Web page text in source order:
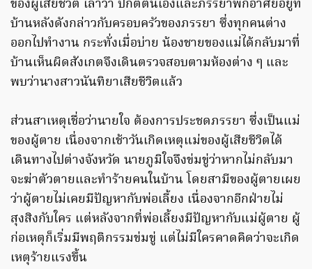
ของผู้เสียชีวิต เล่าว่า ปกติตนเองและภรรยาพักอาศัยอยู่ที่
บ้านหลังดังกล่าวกับครอบครัวของภรรยา ซึ่งทุกคนต่าง
ออกไปทำงาน กระทั่งเมื่อบ่าย น้องชายของแม่ได้กลับมาที่
บ้านเห็นผิดสังเกตจึงเดินตรวจสอบตามห้องต่าง ๆ และ
พบว่านางสาวนันทิยาเสียชีวิตแล้ว
ส่วนสาเหตุเชื่อว่านายใจ ต้องการประชดภรรยา ซึ่งเป็นแม่
ของผู้ตาย เนื่องจากเช้าวันเกิดเหตุแม่ของผู้เสียชีวิตได้
เดินทางไปต่างจังหวัด นายภูมิใจจึงข่มขู่ว่าหากไม่กลับมา
จะฆ่าตัวตายและทำร้ายคนในบ้าน โดยสามีของผู้ตายเผย
ว่าผู้ตายไม่เคยมีปัญหากับพ่อเลี้ยง เนื่องจากอีกฝ่ายไม่
สุงสิงกับใคร แต่หลังจากที่พ่อเลี้ยงมีปัญหากับแม่ผู้ตาย ผู้
ก่อเหตุก็เริ่มมีพฤติกรรมข่มขู่ แต่ไม่มีใครคาดคิดว่าจะเกิด
เหตุร้ายแรงขึ้น